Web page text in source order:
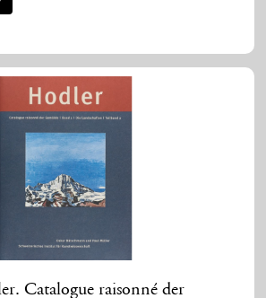
Catalogue raisonné der